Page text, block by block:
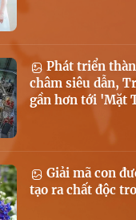
Phát triển
châm siêu dẫn,
gần hơn tới 'Mặt
Giải mã con
tạo ra chất độc